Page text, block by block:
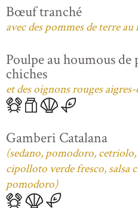
Bœuf tranché
avec des pommes de terre
Poulpe au houmous de
chiches
et des oignons rouges
Gamberi Catalana
(sedano, pomodoro, cetriolo,
cipolloto verde fresco, salsa
pomodoro)